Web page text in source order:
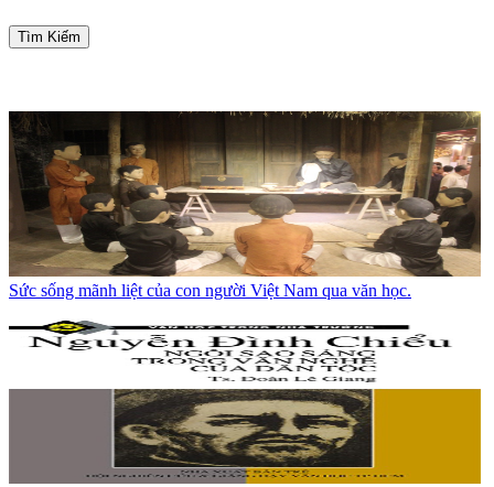
Tìm Kiếm
Sức sống mãnh liệt của con người Việt Nam qua văn học.